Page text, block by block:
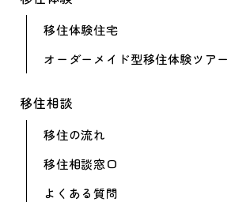
移住体験住宅
オーダーメイド型移住体験ツアー
移住相談
移住の流れ
移住相談窓口
よくある質問